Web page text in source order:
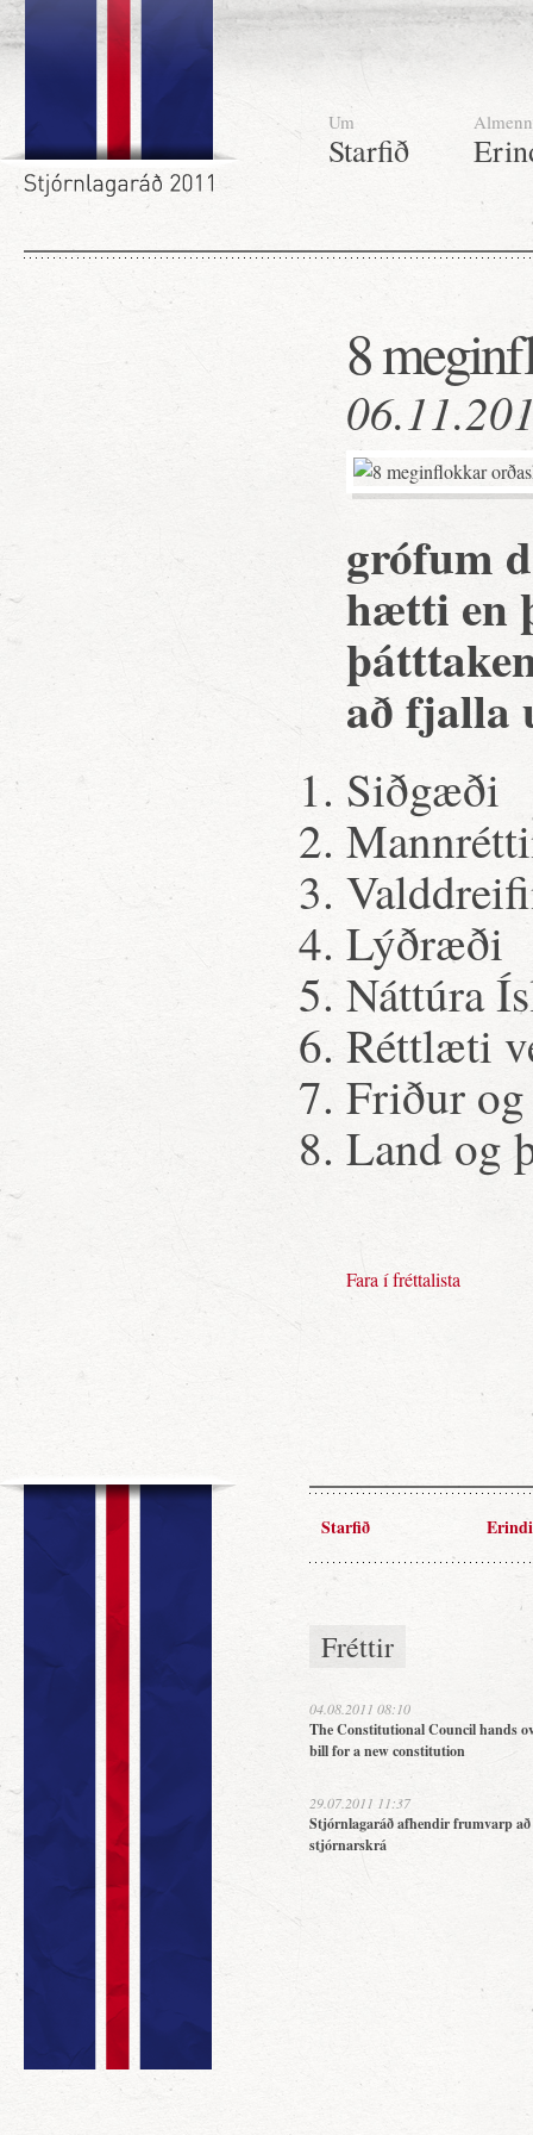
Um
Starfið
Almenn
8
grófum
hætti en
að fjalla
Siðgæði
Lýðræði
Náttúra
Réttlæti
Friður
Land og
Fara í fréttalista
Starfið Erindi
Fréttir
04.08.2011 08:10
The Constitutional Council hands
bill for a new constitution
29.07.2011 11:37
Stjórnlagaráð afhendir frumvarp
stjórnarskrá